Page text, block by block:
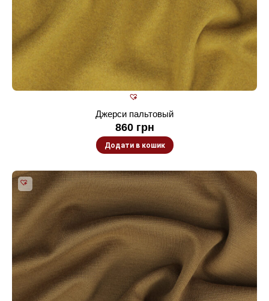
Джерси пальтовый
860 грн
Додати в кошик